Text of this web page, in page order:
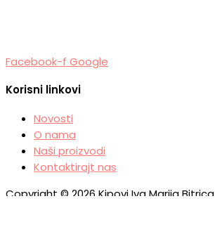
Facebook-f Google
Korisni linkovi
Novosti
O nama
Naši proizvodi
Kontaktirajt nas
Copyright © 2026 Kipovi Iva Marija Bitrica